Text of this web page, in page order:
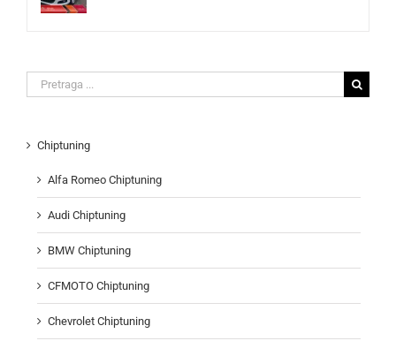
Search
for:
Chiptuning
Alfa Romeo Chiptuning
Audi Chiptuning
BMW Chiptuning
CFMOTO Chiptuning
Chevrolet Chiptuning